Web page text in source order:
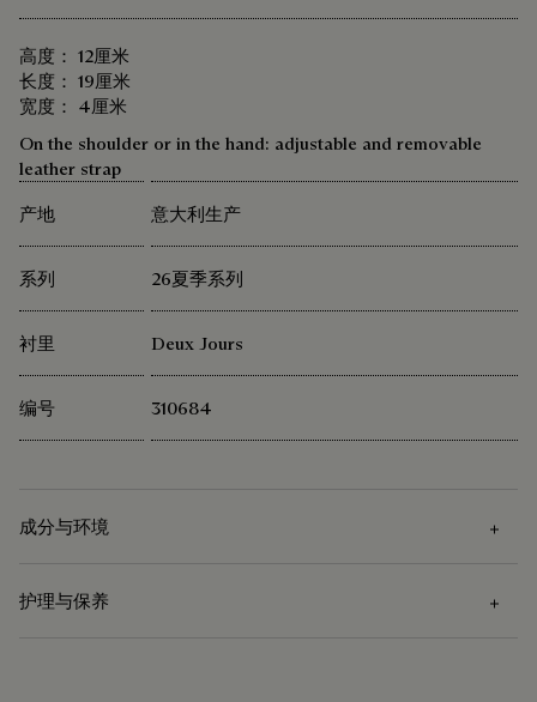
高度： 12厘米
长度： 19厘米
宽度： 4厘米
On the shoulder or in the hand: adjustable and removable
leather strap
产地
意大利生产
系列 26夏季系列
衬里 Deux Jours
编号 310684
成分与环境
护理与保养